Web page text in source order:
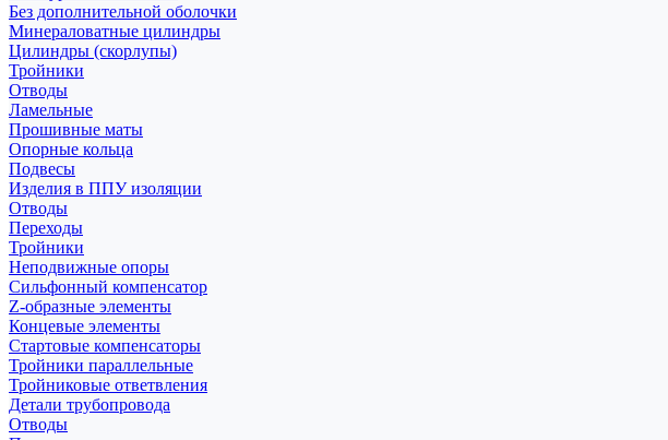
Без дополнительной оболочки
Минераловатные цилиндры
Цилиндры (скорлупы)
Тройники
Отводы
Ламельные
Прошивные маты
Опорные кольца
Подвесы
Изделия в ППУ изоляции
Отводы
Переходы
Тройники
Неподвижные опоры
Cильфонный компенсатор
Z-образные элементы
Концевые элементы
Стартовые компенсаторы
Тройники параллельные
Тройниковые ответвления
Детали трубопровода
Отводы